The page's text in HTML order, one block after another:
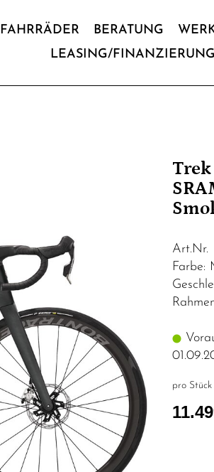
FAHRRÄDER BERATUNG
LEASING/FINANZIERUNG
Trek
Art.Nr.
Farbe:
pro